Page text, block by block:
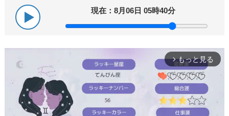
現在：8月06日 05時40分
arrow_forward_ios もっと見る